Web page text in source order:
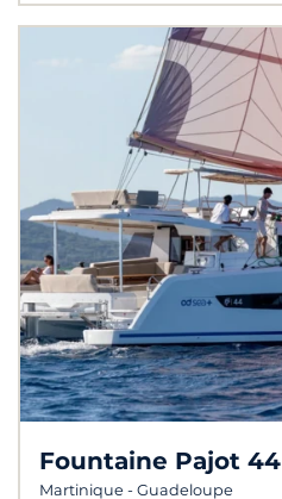
Fountaine Pajot 44
Martinique - Guadeloupe